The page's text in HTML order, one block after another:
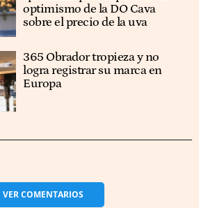
optimismo de la DO Cava
sobre el precio de la uva
365 Obrador tropieza y no
logra registrar su marca en
Europa
VERCOMENTARIOS